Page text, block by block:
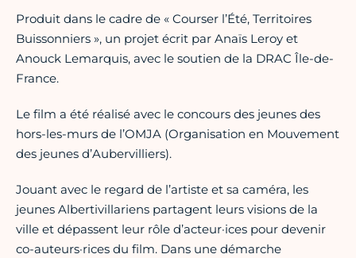
Produit dans le cadre de « Courser l’Été, Territoires
Buissonniers », un projet écrit par Anaïs Leroy et
Anouck Lemarquis, avec le soutien de la DRAC Île-de-
France.
Le film a été réalisé avec le concours des jeunes des
hors-les-murs de l’OMJA (Organisation en Mouvement
des jeunes d’Aubervilliers).
Jouant avec le regard de l’artiste et sa caméra, les
jeunes Albertivillariens partagent leurs visions de la
ville et dépassent leur rôle d’acteur·ices pour devenir
co-auteurs·rices du film. Dans une démarche